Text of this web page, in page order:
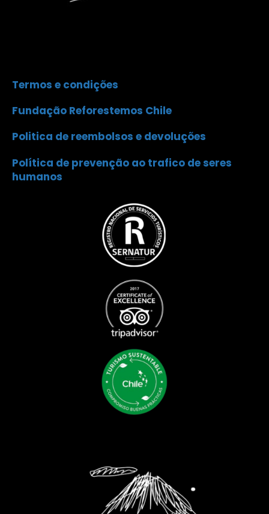
Termos e condições
Fundação Reforestemos Chile
Politica de reembolsos e devoluções
Política de prevenção ao trafico de seres
humanos